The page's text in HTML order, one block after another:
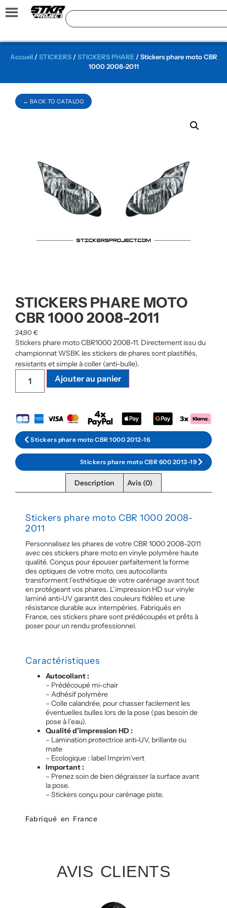
← BACK TO CATALOG
Accueil/STICKERS/STICKERS PHARE/ Stickers phare moto CBR
1000 2008-2011
STICKERS PHARE MOTO
CBR 1000 2008-2011
24,90 €
Stickers phare moto CBR1000 2008-11. Directement issu du
championnat WSBK les stickers de phares sont plastifiés,
resistants et simple à coller (anti-bulle).
Ajouter au panier
Stickers phare moto CBR 1000 2012-16
Stickers phare moto CBR 600 2013-19
Description Avis (0)
Stickers phare moto CBR 1000 2008-
2011
Personnalisez les phares de votre CBR 1000 2008-2011
avec ces stickers phare moto en vinyle polymère haute
qualité. Conçus pour épouser parfaitement la forme
des optiques de votre moto, ces autocollants
transforment l’esthétique de votre carénage avant tout
en protégeant vos phares. L’impression HD sur vinyle
laminé anti-UV garantit des couleurs fidèles et une
résistance durable aux intempéries. Fabriqués en
France, ces stickers phare sont prédécoupés et prêts à
poser pour un rendu professionnel.
Caractéristiques
Autocollant :
– Prédécoupé mi-chair
– Adhésif polymère
– Colle calandrée, pour chasser facilement les
éventuelles bulles lors de la pose (pas besoin de
pose à l’eau).
Qualité d’impression HD :
– Lamination protectrice anti-UV, brillante ou
mate
– Ecologique : label Imprim’vert
Important :
– Prenez soin de bien dégraisser la surface avant
la pose.
– Stickers conçu pour carénage piste.
Fabriqué en France
AVIS CLIENTS